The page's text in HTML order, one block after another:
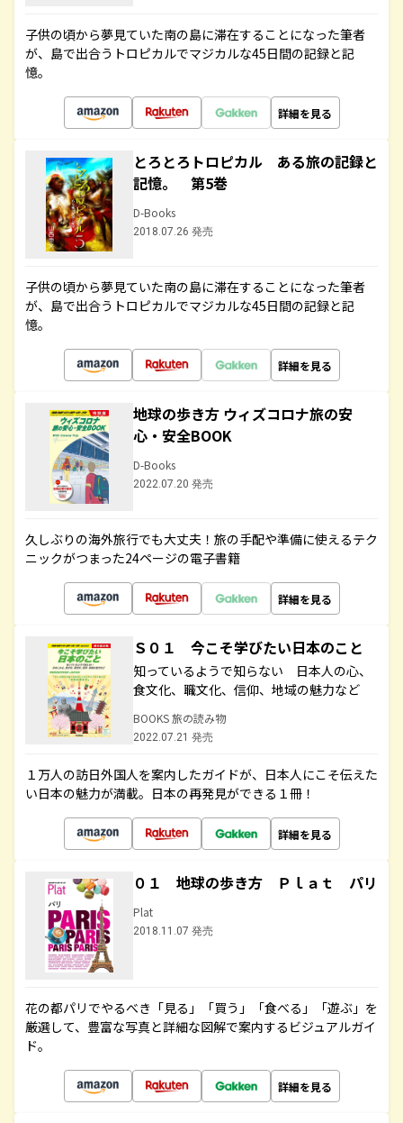
子供の頃から夢見ていた南の島に滞在することになった筆者
が、島で出合うトロピカルでマジカルな45日間の記録と記
憶。
詳細を見る
とろとろトロピカル ある旅の記録と
記憶。 第5巻
D-Books
2018.07.26 発売
子供の頃から夢見ていた南の島に滞在することになった筆者
が、島で出合うトロピカルでマジカルな45日間の記録と記
憶。
詳細を見る
地球の歩き方 ウィズコロナ旅の安
心・安全BOOK
D-Books
2022.07.20 発売
久しぶりの海外旅行でも大丈夫！旅の手配や準備に使えるテク
ニックがつまった24ページの電子書籍
詳細を見る
Ｓ０１ 今こそ学びたい日本のこと
知っているようで知らない 日本人の心、
食文化、職文化、信仰、地域の魅力など
BOOKS 旅の読み物
2022.07.21 発売
１万人の訪日外国人を案内したガイドが、日本人にこそ伝えた
い日本の魅力が満載。日本の再発見ができる１冊！
詳細を見る
０１ 地球の歩き方 Ｐｌａｔ パリ
Plat
2018.11.07 発売
花の都パリでやるべき「見る」「買う」「食べる」「遊ぶ」を
厳選して、豊富な写真と詳細な図解で案内するビジュアルガイ
ド。
詳細を見る